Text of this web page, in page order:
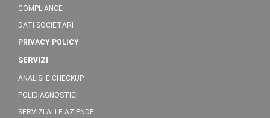
COMPLIANCE
DATI SOCIETARI
PRIVACY POLICY
SERVIZI
ANALISI E CHECKUP
POLIDIAGNOSTICI
SERVIZI ALLE AZIENDE